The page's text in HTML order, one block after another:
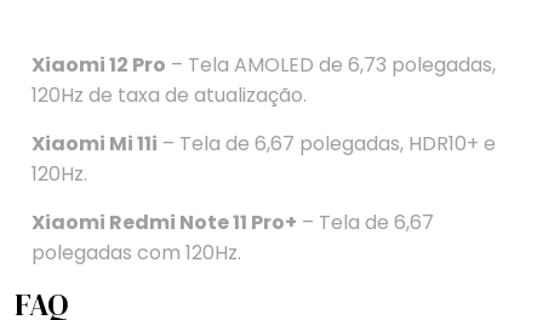
Xiaomi 12 Pro – Tela AMOLED de 6,73 polegadas,
120Hz de taxa de atualização.
Xiaomi Mi 11i – Tela de 6,67 polegadas, HDR10+ e
120Hz.
Xiaomi Redmi Note 11 Pro+ – Tela de 6,67
polegadas com 120Hz.
FAQ